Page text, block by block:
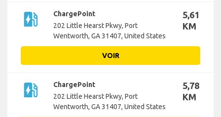
ev_station
ChargePoint
202 Little Hearst Pkwy, Port
Wentworth, GA 31407, United States
5,61
KM
VOIR
ev_station
ChargePoint
202 Little Hearst Pkwy, Port
Wentworth, GA 31407, United States
5,78
KM